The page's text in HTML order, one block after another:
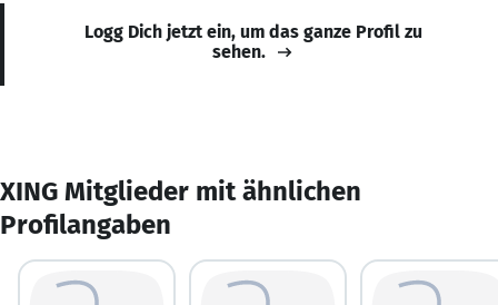
Logg Dich jetzt ein, um das ganze Profil zu
sehen.
XING Mitglieder mit ähnlichen
Profilangaben